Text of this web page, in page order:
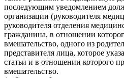
последующим уведомлением
организации (руководителя
руководителя отделения
гражданина, в отношении
вмешательство, одного из
представителя лица, которое
статьи и в отношении которого
вмешательство.